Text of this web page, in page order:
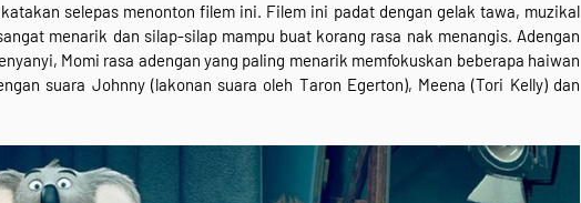
selepas menonton filem ini. Filem ini padat dengan gelak tawa, muzikal
menarik dan silap-silap mampu buat korang rasa nak menangis. Adengan
Momi rasa adengan yang paling menarik memfokuskan beberapa haiwan
suara Johnny (lakonan suara oleh Taron Egerton), Meena (Tori Kelly) dan